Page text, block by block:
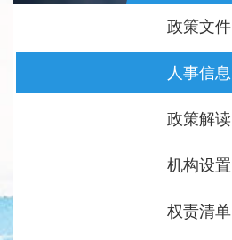
政策文件
人事信息
政策解读
机构设置
权责清单